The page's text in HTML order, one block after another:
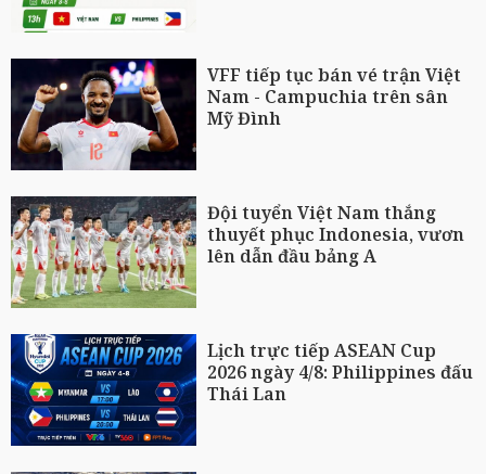
VFF tiếp tục bán vé trận Việt
Nam - Campuchia trên sân
Mỹ Đình
Đội tuyển Việt Nam thắng
thuyết phục Indonesia, vươn
lên dẫn đầu bảng A
Lịch trực tiếp ASEAN Cup
2026 ngày 4/8: Philippines đấu
Thái Lan